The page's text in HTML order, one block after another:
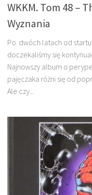
WKKM. Tom 48 –
Wyznania
Po dwóch latach od
doczekaliśmy się
Najnowszy album o
pajęczaka różni się od
Ale czy...